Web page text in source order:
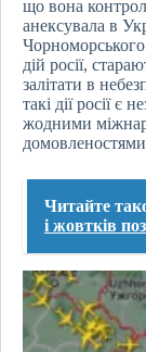
що вона
анексувала в
дій росії,
залітати в
такі дії росії є
жодними
Читайте
і жовтків